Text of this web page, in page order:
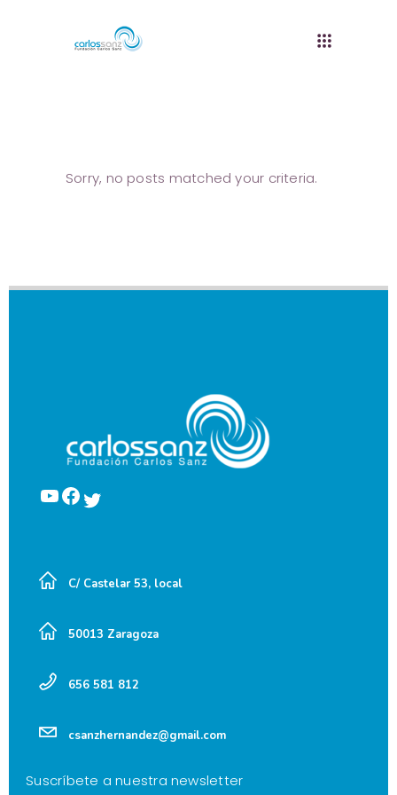
Sorry, no posts matched your criteria.
YouTube
Facebook
Twitter
C/ Castelar 53, local
50013 Zaragoza
656 581 812
csanzhernandez@gmail.com
Suscríbete a nuestra newsletter